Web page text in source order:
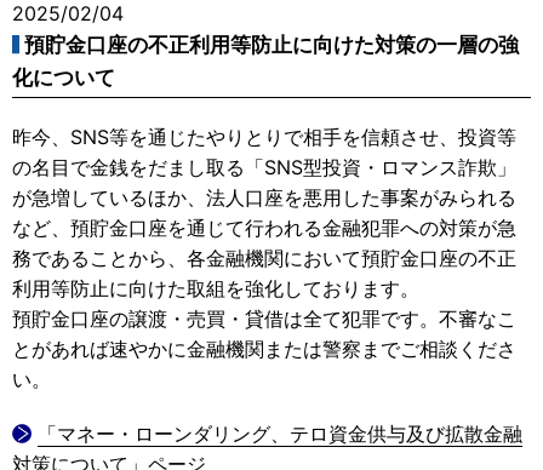
2025/02/04
預貯金口座の不正利用等防止に向けた対策の一層の強
化について
昨今、SNS等を通じたやりとりで相手を信頼させ、投資等
の名目で金銭をだまし取る「SNS型投資・ロマンス詐欺」
が急増しているほか、法人口座を悪用した事案がみられる
など、預貯金口座を通じて行われる金融犯罪への対策が急
務であることから、各金融機関において預貯金口座の不正
利用等防止に向けた取組を強化しております。
預貯金口座の譲渡・売買・貸借は全て犯罪です。不審なこ
とがあれば速やかに金融機関または警察までご相談くださ
い。
「マネー・ローンダリング、テロ資金供与及び拡散金融
対策について」ページ